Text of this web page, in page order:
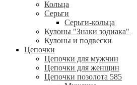
Кольца
Серьги
Серьги-кольца
Кулоны "Знаки зодиака"
Кулоны и подвески
Цепочки
Цепочки для мужчин
Цепочки для женщин
Цепочки позолота 585